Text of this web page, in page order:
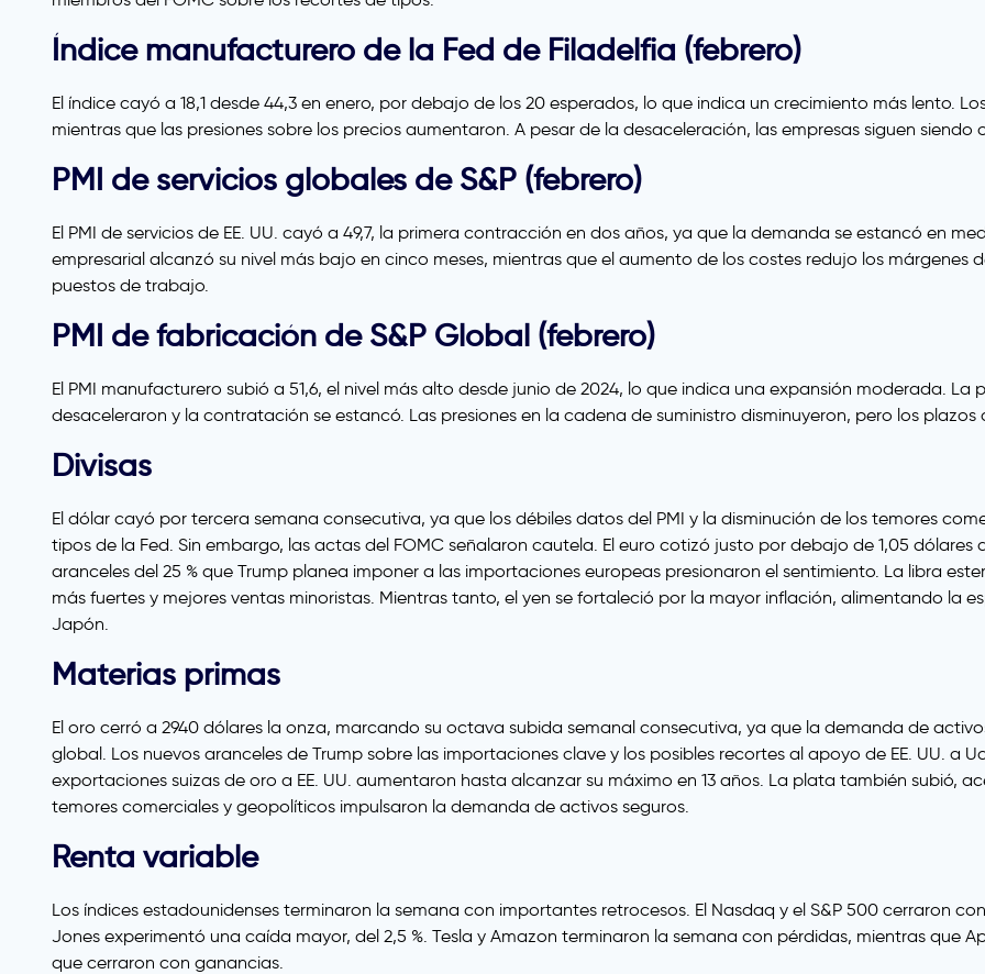
Índice manufacturero de la Fed de Filadelfia (febrero)
El índice cayó a 18,1 desde 44,3 en enero, por debajo de los 20 esperados, lo que indica un crecimiento más lento.
mientras que las presiones sobre los precios aumentaron. A pesar de la desaceleración, las empresas siguen
PMI de servicios globales de S&P (febrero)
El PMI de servicios de EE. UU. cayó a 49,7, la primera contracción en dos años, ya que la demanda se estancó en
empresarial alcanzó su nivel más bajo en cinco meses, mientras que el aumento de los costes redujo los márgenes
puestos de trabajo.
PMI de fabricación de S&P Global (febrero)
El PMI manufacturero subió a 51,6, el nivel más alto desde junio de 2024, lo que indica una expansión moderada.
desaceleraron y la contratación se estancó. Las presiones en la cadena de suministro disminuyeron, pero los
Divisas
El dólar cayó por tercera semana consecutiva, ya que los débiles datos del PMI y la disminución de los temores
tipos de la Fed. Sin embargo, las actas del FOMC señalaron cautela. El euro cotizó justo por debajo de 1,05
aranceles del 25 % que Trump planea imponer a las importaciones europeas presionaron el sentimiento. La libra
más fuertes y mejores ventas minoristas. Mientras tanto, el yen se fortaleció por la mayor inflación, alimentando la
Japón.
Materias primas
El oro cerró a 2940 dólares la onza, marcando su octava subida semanal consecutiva, ya que la demanda de
global. Los nuevos aranceles de Trump sobre las importaciones clave y los posibles recortes al apoyo de EE. UU. a
exportaciones suizas de oro a EE. UU. aumentaron hasta alcanzar su máximo en 13 años. La plata también subió,
temores comerciales y geopolíticos impulsaron la demanda de activos seguros.
Renta variable
Los índices estadounidenses terminaron la semana con importantes retrocesos. El Nasdaq y el S&P 500 cerraron
Jones experimentó una caída mayor, del 2,5 %. Tesla y Amazon terminaron la semana con pérdidas, mientras que
que cerraron con ganancias.